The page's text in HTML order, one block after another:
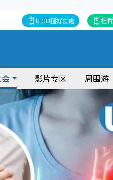
社
U GO搵好去處
影片专区 周围游